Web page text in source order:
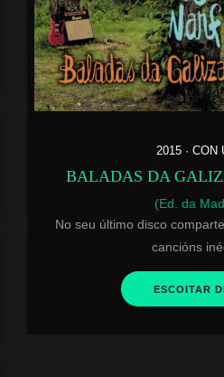
2015 · CON
BALADAS DA
(Ed. da
No seu último disco
cancións
ESCOITAR